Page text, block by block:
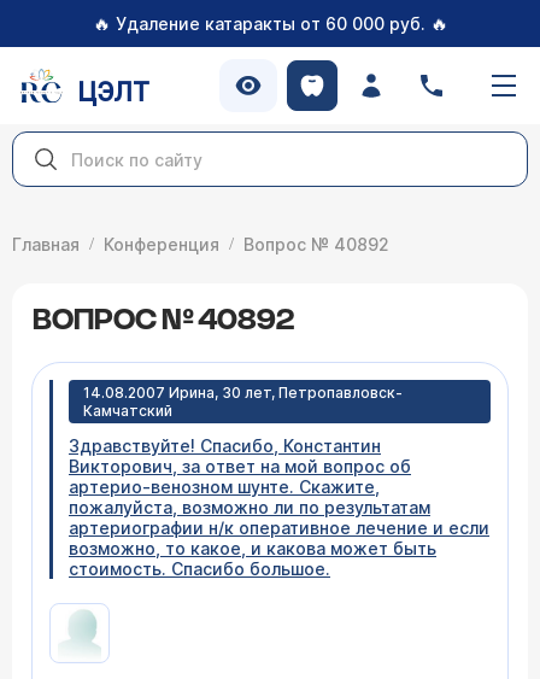
🔥 Удаление катаракты от 60 000 руб. 🔥
ЦЭЛТ
Главная Конференция Вопрос № 40892
ВОПРОС № 40892
14.08.2007 Ирина, 30 лет, Петропавловск-
Камчатский
Здравствуйте! Спасибо, Константин
Викторович, за ответ на мой вопрос об
артерио-венозном шунте. Скажите,
пожалуйста, возможно ли по результатам
артериографии н/к оперативное лечение и если
возможно, то какое, и какова может быть
стоимость. Спасибо большое.